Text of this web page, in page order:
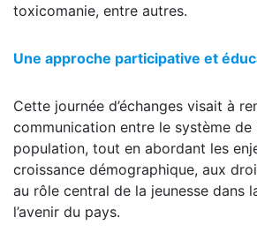
toxicomanie, entre autres.
Une approche participative et
Cette journée d’échanges visait à
communication entre le système de
population, tout en abordant les
croissance démographique, aux
au rôle central de la jeunesse dans
l’avenir du pays.